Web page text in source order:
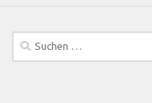
Suchen
nach: